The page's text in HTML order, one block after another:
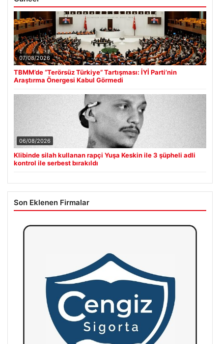
07/08/2026
TBMM’de “Terörsüz Türkiye” Tartışması: İYİ Parti’nin
Araştırma Önergesi Kabul Görmedi
06/08/2026
Klibinde silah kullanan rapçi Yuşa Keskin ile 3 şüpheli adli
kontrol ile serbest bırakıldı
Son Eklenen Firmalar